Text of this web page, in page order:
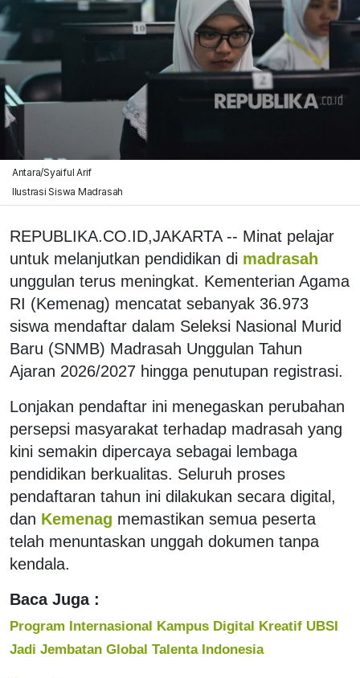
Antara/Syaiful Arif
Ilustrasi Siswa Madrasah
REPUBLIKA.CO.ID,JAKARTA -- Minat pelajar
untuk melanjutkan pendidikan di madrasah
unggulan terus meningkat. Kementerian Agama
RI (Kemenag) mencatat sebanyak 36.973
siswa mendaftar dalam Seleksi Nasional Murid
Baru (SNMB) Madrasah Unggulan Tahun
Ajaran 2026/2027 hingga penutupan registrasi.
Lonjakan pendaftar ini menegaskan perubahan
persepsi masyarakat terhadap madrasah yang
kini semakin dipercaya sebagai lembaga
pendidikan berkualitas. Seluruh proses
pendaftaran tahun ini dilakukan secara digital,
dan Kemenag memastikan semua peserta
telah menuntaskan unggah dokumen tanpa
kendala.
Baca Juga :
Program Internasional Kampus Digital Kreatif UBSI
Jadi Jembatan Global Talenta Indonesia